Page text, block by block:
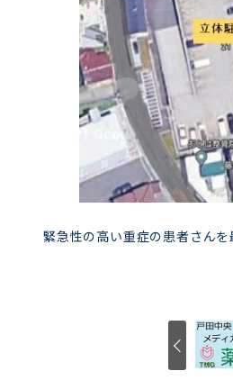
緊急性の高い重症の患者さんを